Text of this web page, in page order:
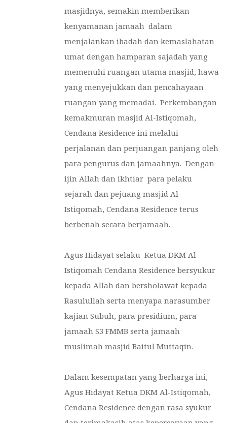
masjidnya, semakin memberikan
kenyamanan jamaah dalam
menjalankan ibadah dan kemaslahatan
umat dengan hamparan sajadah yang
memenuhi ruangan utama masjid, hawa
yang menyejukkan dan pencahayaan
ruangan yang memadai. Perkembangan
kemakmuran masjid Al-Istiqomah,
Cendana Residence ini melalui
perjalanan dan perjuangan panjang oleh
para pengurus dan jamaahnya. Dengan
ijin Allah dan ikhtiar para pelaku
sejarah dan pejuang masjid Al-
Istiqomah, Cendana Residence terus
berbenah secara berjamaah.
Agus Hidayat selaku Ketua DKM Al
Istiqomah Cendana Residence bersyukur
kepada Allah dan bersholawat kepada
Rasulullah serta menyapa narasumber
kajian Subuh, para presidium, para
jamaah S3 FMMB serta jamaah
muslimah masjid Baitul Muttaqin.
Dalam kesempatan yang berharga ini,
Agus Hidayat Ketua DKM Al-Istiqomah,
Cendana Residence dengan rasa syukur